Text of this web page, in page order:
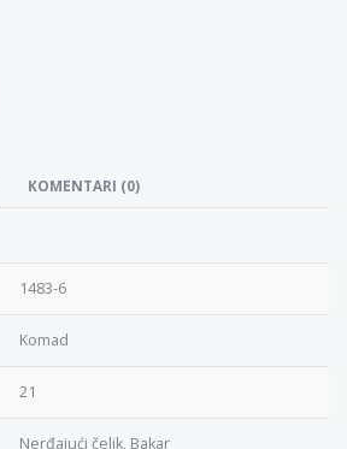
KOMENTARI (0)
1483-6
Komad
21
Nerđajući čelik, Bakar